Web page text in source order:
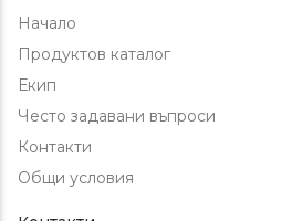
Начало
Продуктов каталог
Екип
Често задавани въпроси
Контакти
Общи условия